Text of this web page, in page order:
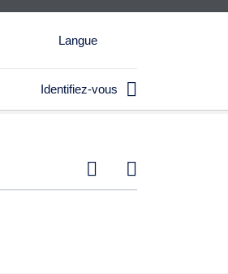
Langue
Identifiez-vous 
 